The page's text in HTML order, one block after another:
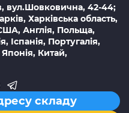
вул.Шовковична, 42-44;
Харківська область,
Англія, Польща,
Іспанія, Португалія,
Китай,
складу